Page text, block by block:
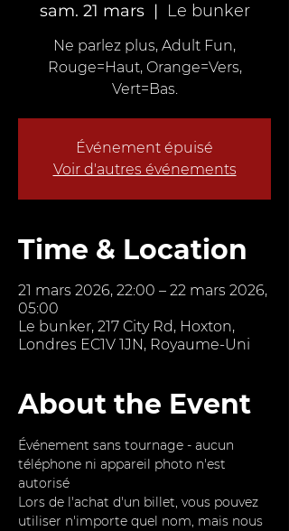
sam. 21 mars
  |
Le bunker
Ne parlez plus, Adult Fun,
Rouge=Haut, Orange=Vers,
Vert=Bas.
Événement épuisé
Voir d'autres événements
Time & Location
21 mars 2026, 22:00 – 22 mars 2026,
05:00
Le bunker, 217 City Rd, Hoxton,
Londres EC1V 1JN, Royaume-Uni
About the Event
Événement sans tournage - aucun
téléphone ni appareil photo n'est
autorisé
Lors de l'achat d'un billet, vous pouvez
utiliser n'importe quel nom, mais nous